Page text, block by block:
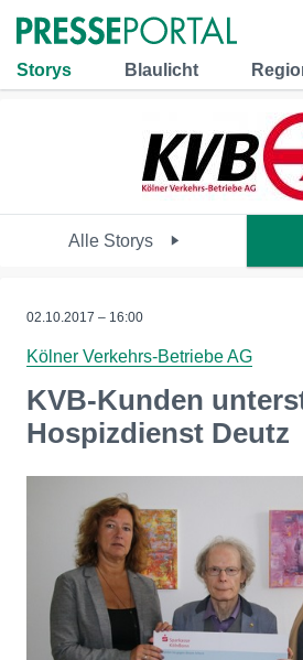
Storys Blaulicht
Alle Storys
02.10.2017 – 16:00
Kölner Verkehrs-Betriebe AG
KVB-Kunden
Hospizdienst Deutz